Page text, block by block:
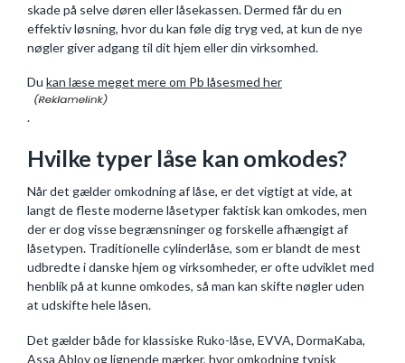
skade på selve døren eller låsekassen. Dermed får du en
effektiv løsning, hvor du kan føle dig tryg ved, at kun de nye
nøgler giver adgang til dit hjem eller din virksomhed.
Du kan læse meget mere om Pb låsesmed her
.
Hvilke typer låse kan omkodes?
Når det gælder omkodning af låse, er det vigtigt at vide, at
langt de fleste moderne låsetyper faktisk kan omkodes, men
der er dog visse begrænsninger og forskelle afhængigt af
låsetypen. Traditionelle cylinderlåse, som er blandt de mest
udbredte i danske hjem og virksomheder, er ofte udviklet med
henblik på at kunne omkodes, så man kan skifte nøgler uden
at udskifte hele låsen.
Det gælder både for klassiske Ruko-låse, EVVA, DormaKaba,
Assa Abloy og lignende mærker, hvor omkodning typisk